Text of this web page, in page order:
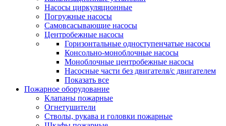
Насосы циркуляционные
Погружные насосы
Самовсасывающие насосы
Центробежные насосы
Горизонтальные одноступенчатые насосы
Консольно-моноблочные насосы
Моноблочные центробежные насосы
Насосные части без двигателя/с двигателем
Показать все
Пожарное оборудование
Клапаны пожарные
Огнетушители
Стволы, рукава и головки пожарные